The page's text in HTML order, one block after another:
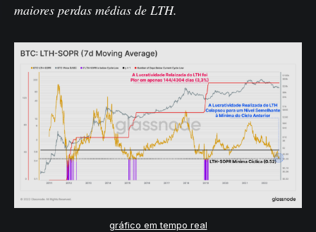
maiores perdas médias de LTH.
gráfico em tempo real